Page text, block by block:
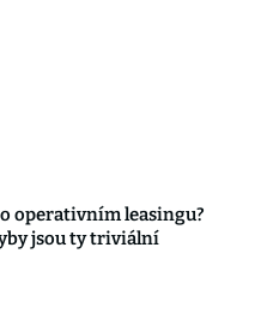
operativním leasingu?
jsou ty triviální